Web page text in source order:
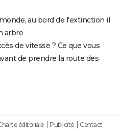
au bord de l'extinction il
arbre
de vitesse ? Ce que vous
de prendre la route des
éditoriale Publicité
Contact